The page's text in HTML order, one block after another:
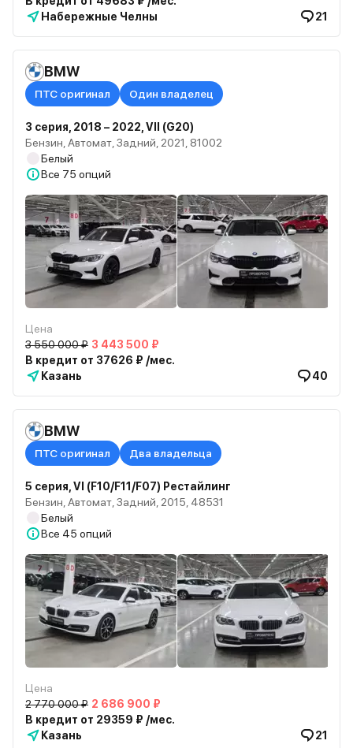
Набережные Челны
21
BMW
ПТС оригинал Один владелец
3 серия, 2018 – 2022, VII (G20)
Бензин, Автомат, Задний, 2021, 81002
Белый
Все 75 опций
Цена
3 550 000 ₽ 3 443 500 ₽
В кредит от 37626 ₽ /мес.
Казань
40
BMW
ПТС оригинал Два владельца
5 серия, VI (F10/F11/F07) Рестайлинг
Бензин, Автомат, Задний, 2015, 48531
Белый
Все 45 опций
Цена
2 770 000 ₽ 2 686 900 ₽
В кредит от 29359 ₽ /мес.
Казань
21